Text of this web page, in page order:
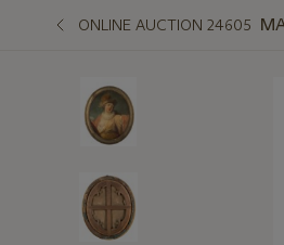
ONLINE AUCTION 24605